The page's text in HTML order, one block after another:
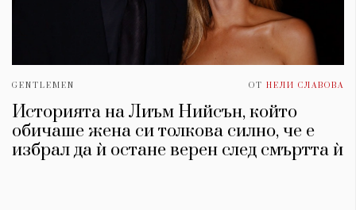
GENTLEMEN ОТ НЕЛИ СЛАВОВА
Историята на Лиъм Нийсън, който
обичаше жена си толкова силно, че е
избрал да ѝ остане верен след смъртта ѝ